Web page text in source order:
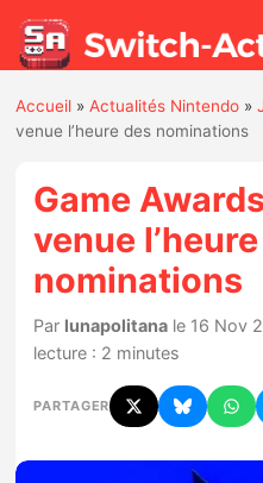
Actualités
Jeux
Hardware
Mises à jour
Chiffres de ventes
Accueil »Actualités Nintendo »
venue l’heure des nominations
Game
venue
nominations
Par lunapolitana le 16 Nov
lecture : 2 minutes
PARTAGER